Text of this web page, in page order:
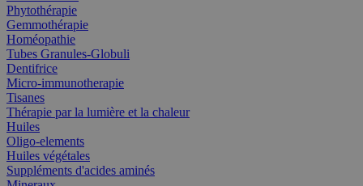
Phytothérapie
Gemmothérapie
Homéopathie
Tubes Granules-Globuli
Dentifrice
Micro-immunotherapie
Tisanes
Thérapie par la lumière et la chaleur
Huiles
Oligo-elements
Huiles végétales
Suppléments d'acides aminés